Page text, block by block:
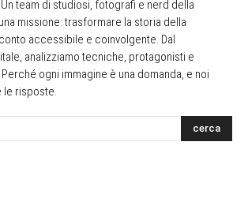
team di studiosi, fotografi e nerd della
missione: trasformare la storia della
accessibile e coinvolgente. Dal
analizziamo tecniche, protagonisti e
ogni immagine è una domanda, e noi
le risposte.
cerca